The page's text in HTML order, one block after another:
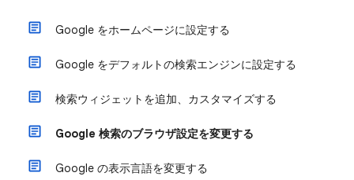
Google をホームページに設定する
Google をデフォルトの検索エンジンに設定する
検索ウィジェットを追加、カスタマイズする
Google 検索のブラウザ設定を変更する
Google の表示言語を変更する